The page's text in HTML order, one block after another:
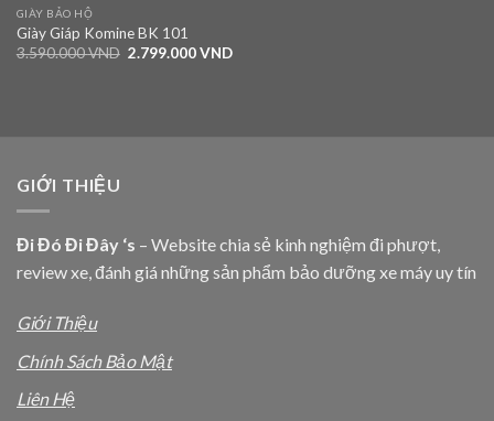
GIÀY BẢO HỘ
Giày Giáp Komine BK 101
3.590.000VND 2.799.000VND
GIỚI THIỆU
Đi Đó Đi Đây ‘s – Website chia sẻ kinh nghiệm đi phượt,
review xe, đánh giá những sản phẩm bảo dưỡng xe máy uy tín
Giới Thiệu
Chính Sách Bảo Mật
Liên Hệ